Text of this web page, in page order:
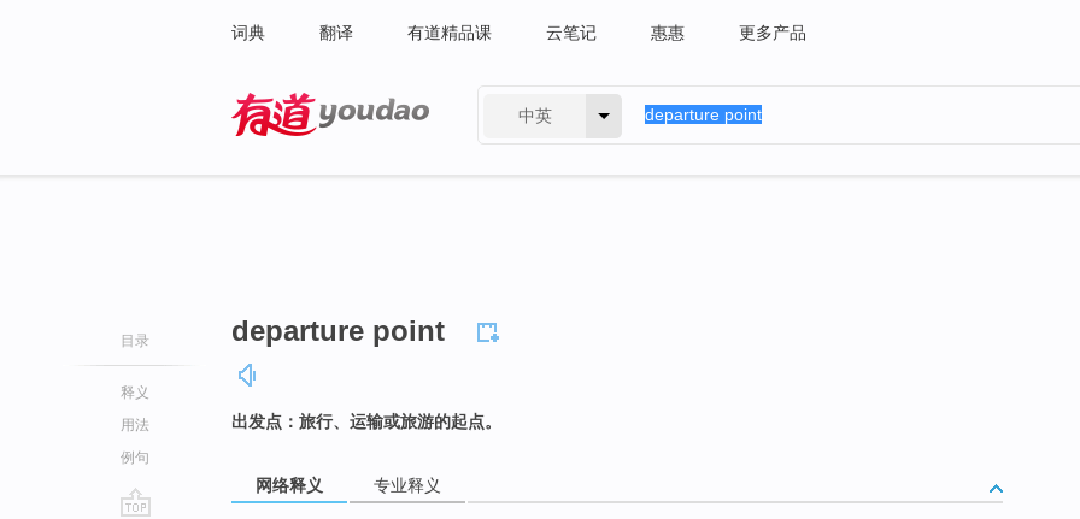
词典 翻译 有道精品课 云笔记 惠惠 更多产品
中英
目录
释义
用法
例句
departure point
出发点：旅行、运输或旅游的起点。
网络释义 专业释义